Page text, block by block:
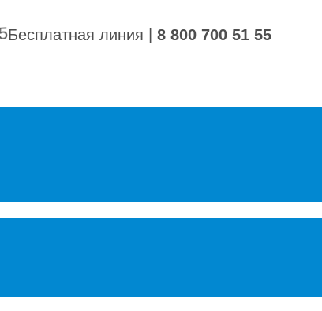
Бесплатная линия 8 800 700 51 55